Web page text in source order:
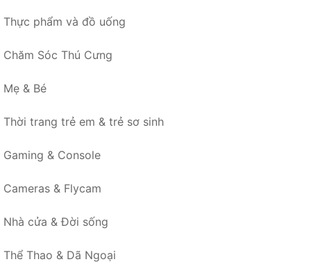
Thực phẩm và đồ uống
Chăm Sóc Thú Cưng
Mẹ & Bé
Thời trang trẻ em & trẻ sơ sinh
Gaming & Console
Cameras & Flycam
Nhà cửa & Đời sống
Thể Thao & Dã Ngoại